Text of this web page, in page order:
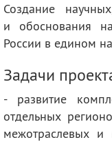
Научные подразделения
Прочие подразделения
деятельность
Создание
и обоснования
России в едином
Задачи
- развитие
отдельных
межотраслевых и